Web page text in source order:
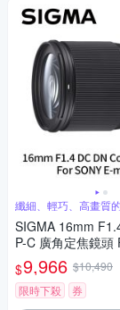
纖細、輕巧、高畫質
SIGMA 16mm
P-C 廣角定焦鏡頭
-mount (公司貨)
$9,966 $10,490
限時下殺
券